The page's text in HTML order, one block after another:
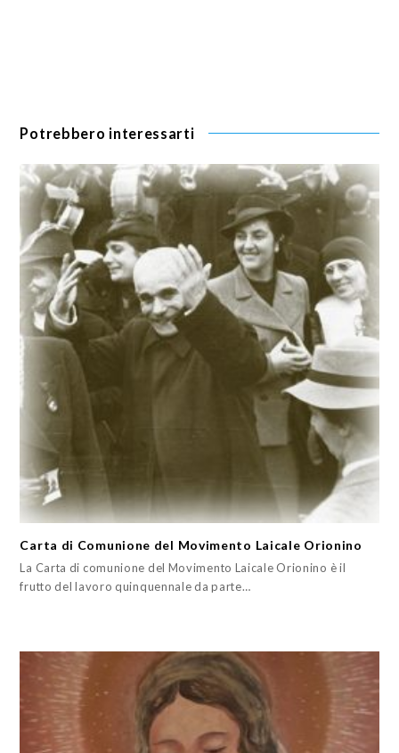
Potrebbero interessarti
Carta di Comunione del Movimento Laicale Orionino
La Carta di comunione del Movimento Laicale Orionino è il
frutto del lavoro quinquennale da parte…